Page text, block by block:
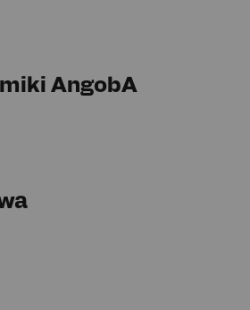
AngobA